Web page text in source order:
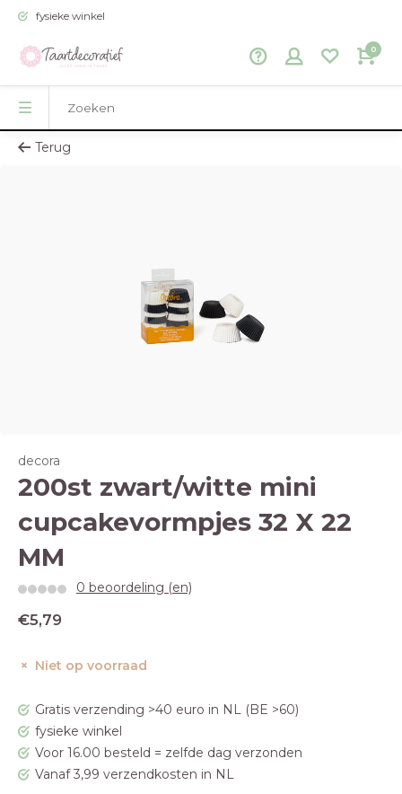
fysieke winkel
0
Terug
decora
200st zwart/witte mini
cupcakevormpjes 32 X 22
MM
0 beoordeling (en)
€5,79
Niet op voorraad
Gratis verzending >40 euro in NL (BE >60)
fysieke winkel
Voor 16.00 besteld = zelfde dag verzonden
Vanaf 3,99 verzendkosten in NL